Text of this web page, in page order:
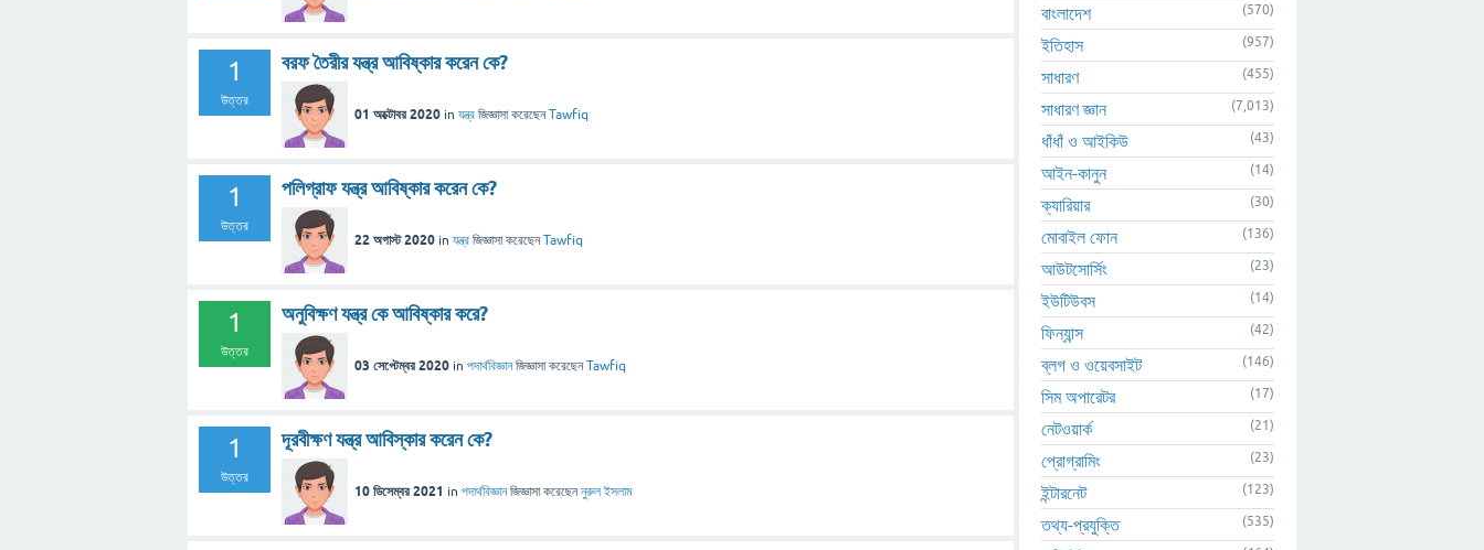
1
উত্তর
বরফ তৈরীর যন্ত্র আবিষ্কার করেন কে?
01 অক্টোবর 2020 in যন্ত্র জিজ্ঞাসা করেছেনTawfiq
1
উত্তর
পলিগ্রাফ যন্ত্র আবিষ্কার করেন কে?
22 অগাস্ট 2020 in যন্ত্র জিজ্ঞাসা করেছেনTawfiq
1
উত্তর
অনুবিক্ষণ যন্ত্র কে আবিষ্কার করে?
03 সেপ্টেম্বর 2020 in পদার্থবিজ্ঞান জিজ্ঞাসা করেছেনTawfiq
1
উত্তর
দূরবীক্ষণ যন্ত্র আবিস্কার করেন কে?
10 ডিসেম্বর 2021 in পদার্থবিজ্ঞান জিজ্ঞাসা করেছেননুরুল ইসলাম
বাংলাদেশ (570)
ইতিহাস (957)
সাধারণ (455)
সাধারণ জ্ঞান (7,013)
ধাঁধাঁ ও আইকিউ (43)
আইন-কানুন (14)
ক্যারিয়ার (30)
মোবাইল ফোন (136)
আউটসোর্সিং (23)
ইউটিউবস (14)
ফিন্যান্স (42)
ব্লগ ও ওয়েবসাইট (146)
সিম অপারেটর (17)
নেটওয়ার্ক (21)
প্রোগ্রামিং (23)
ইন্টারনেট (123)
তথ্য-প্রযুক্তি (535)